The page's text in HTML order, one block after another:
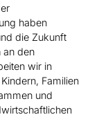
haben
die Zukunft
an den
wir in
Familien
und